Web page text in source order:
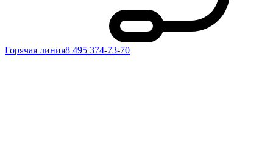
Горячая линия8 495 374-73-70